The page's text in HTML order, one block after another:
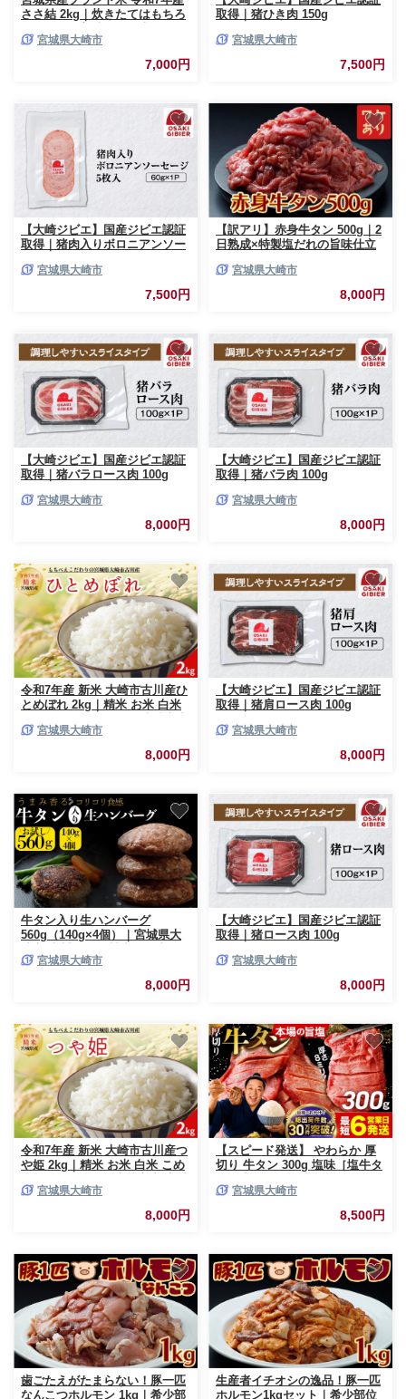
ささ結 2kg｜炊きたてはもちろ
宮城県大崎市
7,000円
取得｜猪ひき肉 150g
宮城県大崎市
7,500円
【大崎ジビエ】国産ジビエ認証
取得｜猪肉入りボロニアンソー
宮城県大崎市
7,500円
【訳アリ】赤身牛タン 500g｜2
日熟成×特製塩だれの旨味仕立
宮城県大崎市
8,000円
【大崎ジビエ】国産ジビエ認証
取得｜猪バラロース肉 100g
宮城県大崎市
8,000円
【大崎ジビエ】国産ジビエ認証
取得｜猪バラ肉 100g
宮城県大崎市
8,000円
令和7年産 新米 大崎市古川産ひ
とめぼれ 2kg｜精米 お米 白米
宮城県産 ブランド米 送料無料
宮城県大崎市
8,000円
【大崎ジビエ】国産ジビエ認証
取得｜猪肩ロース肉 100g
宮城県大崎市
8,000円
牛タン入り生ハンバーグ
560g（140g×4個）｜宮城県大
個別真空 小分け ハンバーグ 肉
牛 牛肉 牛タン 冷凍 惣菜 牛タ
ンハンバーグ 古川ミート お試
料無料
宮城県大崎市
8,000円
【大崎ジビエ】国産ジビエ認証
取得｜猪ロース肉 100g
宮城県大崎市
8,000円
令和7年産 新米 大崎市古川産つ
や姫 2kg｜精米 お米 白米 こめ
県産 ブランド米 送料無料
宮城県大崎市
8,000円
【スピード発送】 やわらか 厚
切り 牛タン 300g 塩味［塩牛タ
ース使用 肉 牛肉 タン 仙台 名
物 グルメ 焼肉 小分け 個包装
味付け 味付き 柔らか 厚切 食品
バーベキュー BBQ キャンプ ア
ウトドア グルメ 宮城県 牛たん
ギフト 贈答 大崎市 古川ミー
ト］fm-tan-300g-8500
宮城県大崎市
8,500円
歯ごたえがたまらない！豚一匹
なんこつホルモン 1kg｜希少部
生産者イチオシの逸品！豚一匹
ホルモン1kgセット｜希少部位